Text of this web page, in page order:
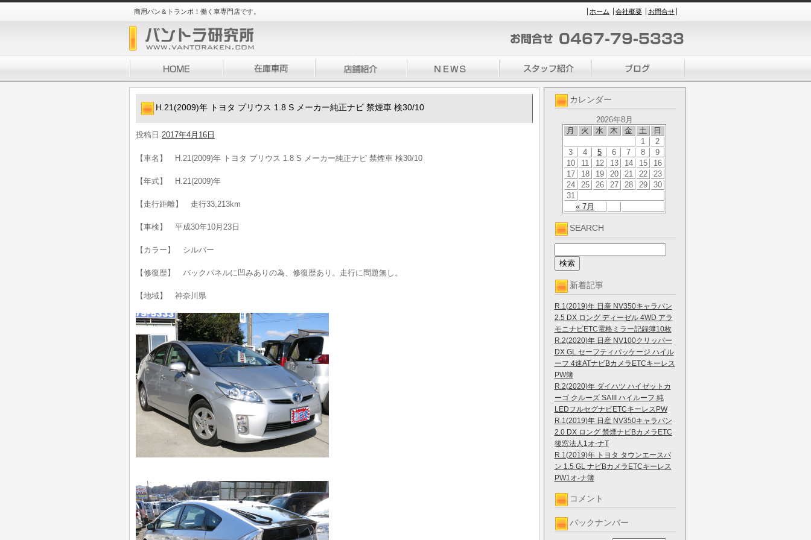
商用バン＆トランポ！働く車専門店です。 ホーム 会社概要 お問合せ
カレンダー
2026年8月
月
火 水 木 金 土 日
« 7月
1
2
3
4 5 6 7 8
9
10
11 12 13 14 15
16
17
18 19 20 21 22
23
24
25 26 27 28 29
30
31
SEARCH
新着記事
R.1(2019)年 日産 NV350キャラバン
2.5 DX ロング ディーゼル 4WD アラ
モニナビETC電格ミラー記録簿10枚
R.2(2020)年 日産 NV100クリッパー
DX GL セーフティパッケージ ハイル
ーフ 4速ATナビBカメラETCキーレス
PW簿
R.2(2020)年 ダイハツ ハイゼットカ
ーゴ クルーズ SAIII ハイルーフ 純
LEDフルセグナビETCキーレスPW
R.1(2019)年 日産 NV350キャラバン
2.0 DX ロング 禁煙ナビBカメラETC
後窓法人1オ-ナT
R.1(2019)年 トヨタ タウンエースバ
ン 1.5 GL ナビBカメラETCキーレス
PW1オ-ナ簿
コメント
バックナンバー
H.21(2009)年 トヨタ プリウス 1.8 S メーカー純正ナビ 禁煙車 検30/10
投稿日 2017年4月16日
【車名】 H.21(2009)年 トヨタ プリウス 1.8 S メーカー純正ナビ 禁煙車 検30/10
【年式】 H.21(2009)年
【走行距離】 走行33,213km
【車検】 平成30年10月23日
【カラー】 シルバー
【修復歴】 バックパネルに凹みありの為、修復歴あり。走行に問題無し。
【地域】 神奈川県